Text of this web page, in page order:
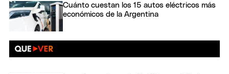
Cuánto cuestan los 15 autos eléctricos más
económicos de la Argentina